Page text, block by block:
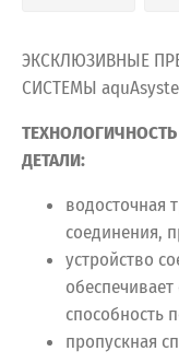
ЭКСКЛЮЗИВНЫЕ
СИСТЕМЫ
ДЕТАЛИ:
водосточная
соединения,
устройство
способность
пропускная